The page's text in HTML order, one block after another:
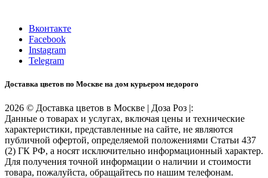
Вконтакте
Facebook
Instagram
Telegram
Доставка цветов по Москве на дом курьером недорого
2026 © Доставка цветов в Москве | Доза Роз |:
Данные о товарах и услугах, включая цены и технические
характеристики, представленные на сайте, не являются
публичной офертой, определяемой положениями Статьи 437
(2) ГК РФ, а носят исключительно информационный характер.
Для получения точной информации о наличии и стоимости
товара, пожалуйста, обращайтесь по нашим телефонам.